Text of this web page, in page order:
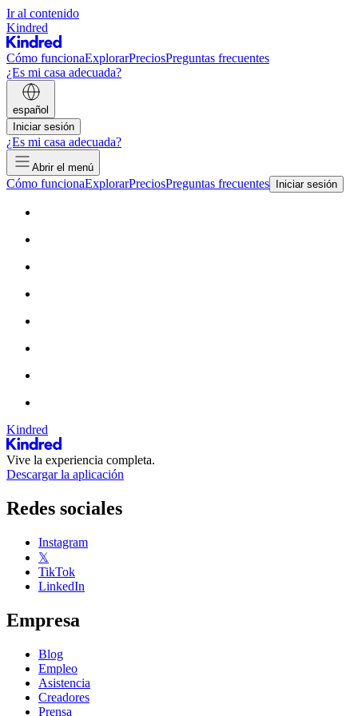
Ir al contenido
Kindred
Cómo funcionaExplorarPreciosPreguntas frecuentes
¿Es mi casa adecuada?
español
Iniciar sesión
¿Es mi casa adecuada?
Abrir el menú
Cómo funcionaExplorarPreciosPreguntas frecuentes Iniciar sesión
Kindred
Vive la experiencia completa.
Descargar la aplicación
Redes sociales
Instagram
𝕏
TikTok
LinkedIn
Empresa
Blog
Empleo
Asistencia
Creadores
Prensa